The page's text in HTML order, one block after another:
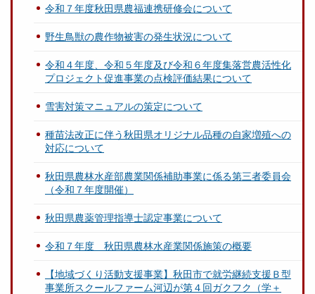
令和７年度秋田県農福連携研修会について
野生鳥獣の農作物被害の発生状況について
令和４年度、令和５年度及び令和６年度集落営農活性化
プロジェクト促進事業の点検評価結果について
雪害対策マニュアルの策定について
種苗法改正に伴う秋田県オリジナル品種の自家増殖への
対応について
秋田県農林水産部農業関係補助事業に係る第三者委員会
（令和７年度開催）
秋田県農薬管理指導士認定事業について
令和７年度 秋田県農林水産業関係施策の概要
【地域づくり活動支援事業】秋田市で就労継続支援Ｂ型
事業所スクールファーム河辺が第４回ガクフク（学＋